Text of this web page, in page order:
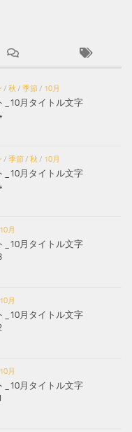
/ 秋 / 季節 / 10月
_10月タイトル文字
/ 季節 / 秋 / 10月
_10月タイトル文字
10月
_10月タイトル文字
10月
_10月タイトル文字
10月
_10月タイトル文字